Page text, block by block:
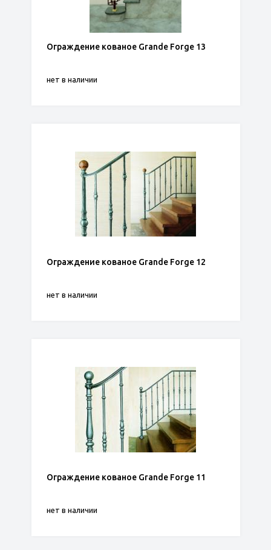
Ограждение кованое Grande Forge 13
нет в наличии
Ограждение кованое Grande Forge 12
нет в наличии
Ограждение кованое Grande Forge 11
нет в наличии